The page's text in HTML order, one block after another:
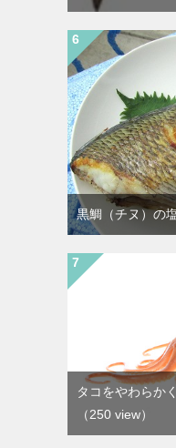
黒鯛（チヌ）の
タコをやわらか
（250 view）